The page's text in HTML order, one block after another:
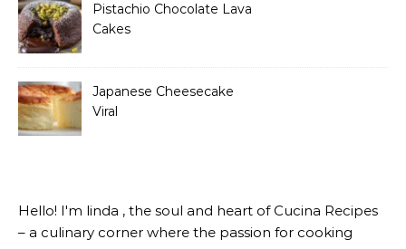
Pistachio Chocolate Lava
Cakes
Japanese Cheesecake
Viral
Hello! I'm linda , the soul and heart of Cucina Recipes
– a culinary corner where the passion for cooking